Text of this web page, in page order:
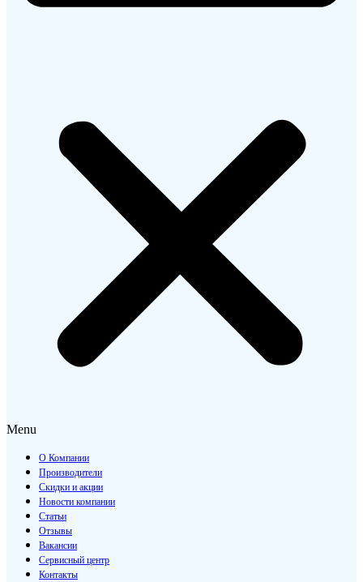
Menu
О Компании
Производители
Скидки и акции
Новости компании
Статьи
Отзывы
Вакансии
Сервисный центр
Контакты